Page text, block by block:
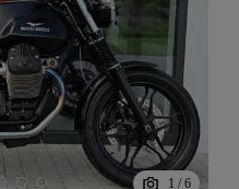
1 / 6